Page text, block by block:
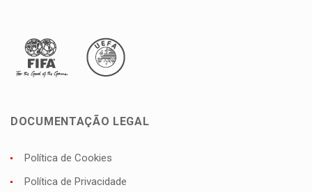
DOCUMENTAÇÃO LEGAL
Política de Cookies
Política de Privacidade